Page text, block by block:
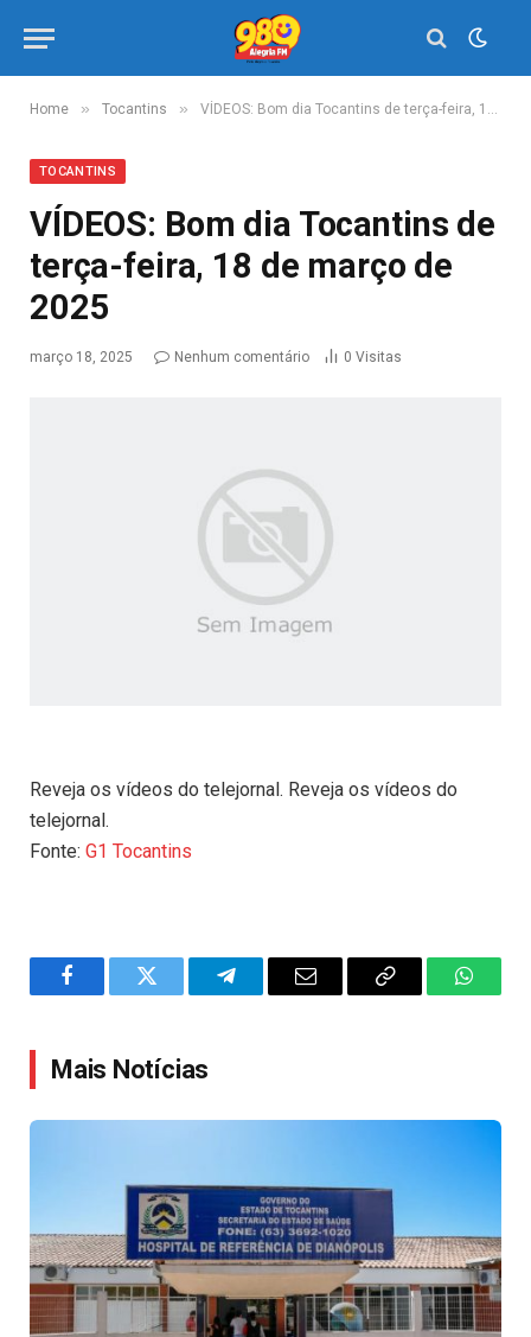
Home » Tocantins » VÍDEOS: Bom dia Tocantins de terça-feira, 18 de março de 2025
TOCANTINS
VÍDEOS: Bom dia Tocantins de
terça-feira, 18 de março de
2025
março 18, 2025 Nenhum comentário 0 Visitas
Reveja os vídeos do telejornal. Reveja os vídeos do
telejornal.
Fonte: G1 Tocantins
FacebookTwitter TelegramEmail
Copy
Mais Notícias